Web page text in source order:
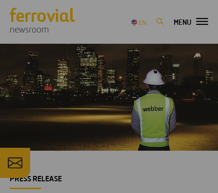
newsroom
EN MENU
PRESS RELEASE